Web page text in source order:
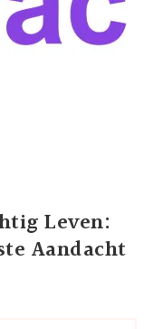
Leven:
Aandacht